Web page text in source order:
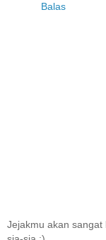
Balas
Jejakmu akan